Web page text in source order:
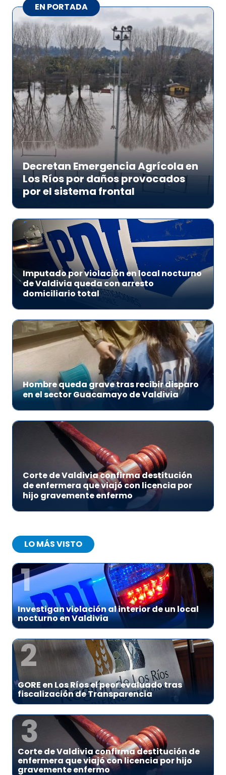
EN PORTADA
Decretan Emergencia Agrícola en
Los Ríos por daños provocados
por el sistema frontal
Imputado por violación en local nocturno
de Valdivia queda con arresto
domiciliario total
Hombre queda grave tras recibir disparo
en el sector Guacamayo de Valdivia
Corte de Valdivia confirma destitución
de enfermera que viajó con licencia por
hijo gravemente enfermo
LO MÁS VISTO
1
Investigan violación al interior de un local
nocturno en Valdivia
2
GORE en Los Ríos el peor evaluado tras
fiscalización de Transparencia
3
Corte de Valdivia confirma destitución de
enfermera que viajó con licencia por hijo
gravemente enfermo